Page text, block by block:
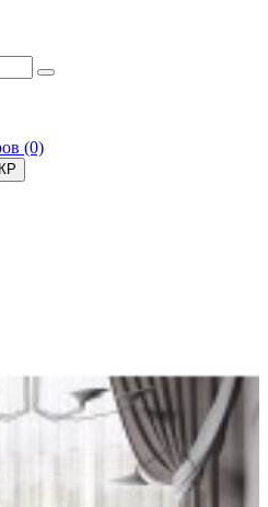
(0)